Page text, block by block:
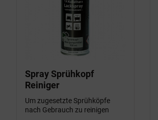
Spray Sprühkopf
Reiniger
Um zugesetzte Sprühköpfe
nach Gebrauch zu reinigen